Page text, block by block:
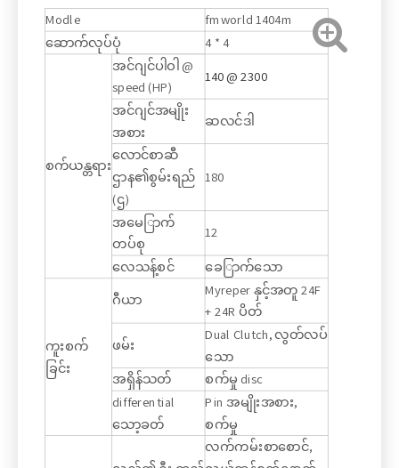
Modle
fmworld 1404m
ဆောက်လုပ်ပုံ
4 * 4
စက်ယန္တရား
အင်ဂျင်ပါဝါ @
speed (HP)
140 @ 2300
အင်ဂျင်အမျိုး
အစား
ဆလင်ဒါ
လောင်စာဆီ
ဌာန၏စွမ်းရည်
(ဌ)
180
အမေြာက်
တပ်စု
12
လေသန့်စင် ခေြာက်သော
ကူးစက်
ခြင်း
ဂီယာ
Myreper နှင့်အတူ 24F
+ 24R ပိတ်
ဖမ်း
Dual Clutch, လွတ်လပ်
သော
အရှိန်သတ်
စက်မှု disc
differential
သော့ခတ်
Pin အမျိုးအစား,
စက်မှု
လက်ကမ်းစာစောင်,